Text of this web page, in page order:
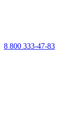
8 800 333-47-83